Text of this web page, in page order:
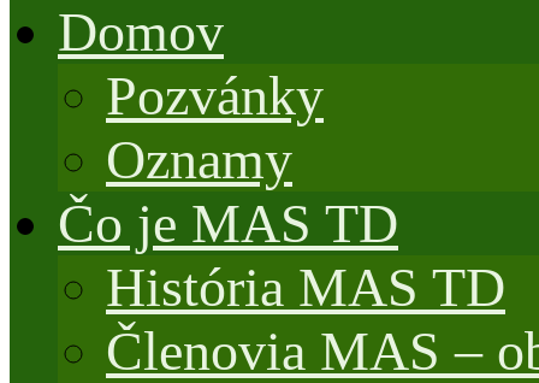
Domov
Pozvánky
Oznamy
Čo je MAS TD
História MAS TD
Členovia MAS –